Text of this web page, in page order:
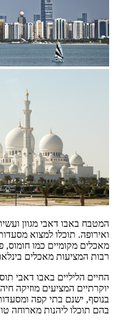
המטבח באבו דאבי מגוון
ואירופה. תוכלו למצוא
מאכלים מקומיים כמו חומוס,
רבות המציעות מאכלים
החיים הליליים באבו דאבי
יוקרתיים המציעים מוזיקה
בנוסף, ישנם בתי קפה
בהם תוכלו ליהנות מארוחה